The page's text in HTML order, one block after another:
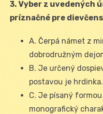
3. Vyber z uvedených
príznačné pre
A. Čerpá námet z
dobrodružným
B. Je určený
postavou je hrdinka.
C. Je písaný
monografický